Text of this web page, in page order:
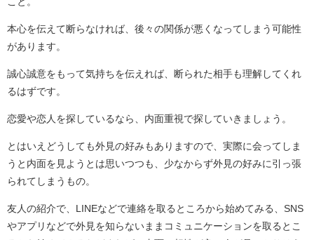
本心を伝えて断らなければ、後々の関係が悪くなってしまう可能性
があります。
誠心誠意をもって気持ちを伝えれば、断られた相手も理解してくれ
るはずです。
恋愛や恋人を探しているなら、内面重視で探していきましょう。
とはいえどうしても外見の好みもありますので、実際に会ってしま
うと内面を見ようとは思いつつも、少なからず外見の好みに引っ張
られてしまうもの。
友人の紹介で、LINEなどで連絡を取るところから始めてみる、SNS
やアプリなどで外見を知らないままコミュニケーションを取るとこ